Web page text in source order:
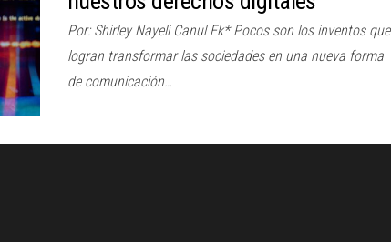
Por: Shirley Nayeli Canul Ek* Pocos son los inventos que
logran transformar las sociedades en una nueva forma
de comunicación…